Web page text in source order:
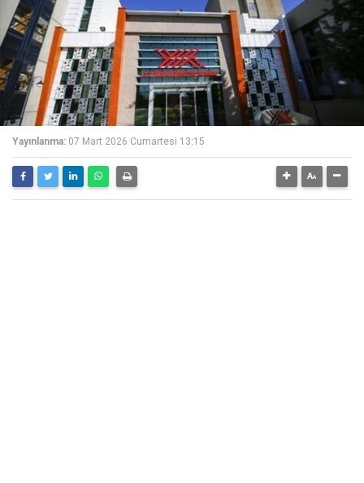
Yayınlanma: 07 Mart 2026 Cumartesi 13:15